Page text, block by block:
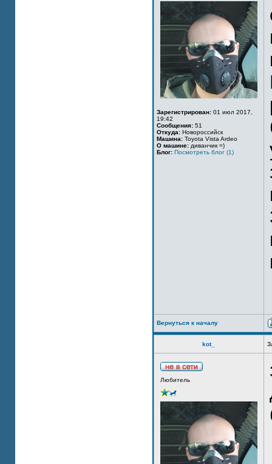
Зарегистрирован: 01 июл 2017,
19:42
Сообщения: 51
Откуда: Новороссийск
Машина: Toyota Vista Ardeo
О машине: диванчик =)
Блог: Посмотреть блог (1)
Вернуться к началу
kot_
Любитель